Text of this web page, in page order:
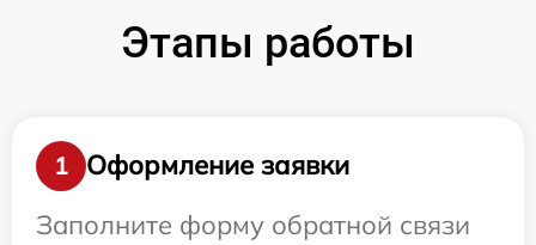
Этапы работы
1
Оформление заявки
Заполните форму обратной связи